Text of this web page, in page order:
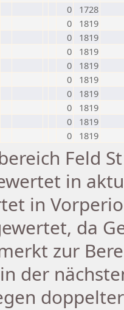
0
1728
0
1819
0
1819
0
1819
0
1819
0
1819
0
1819
0
1819
0
1819
0 1819
Feld
in
in
da
zur
der